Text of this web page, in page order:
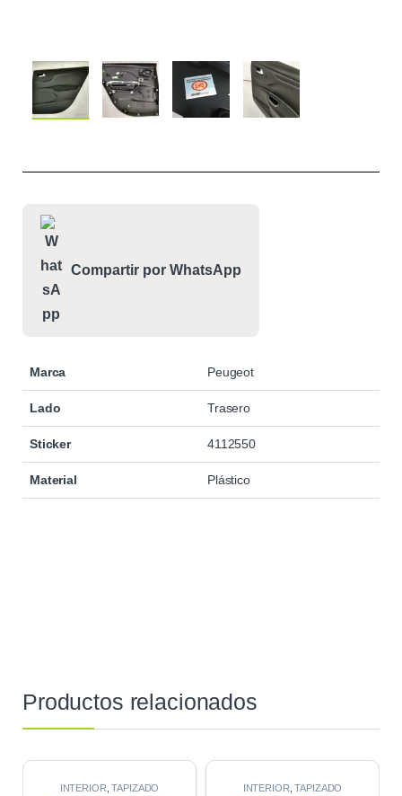
Compartir por WhatsApp
Marca Peugeot
Lado Trasero
Sticker 4112550
Material Plástico
Productos relacionados
INTERIOR ,TAPIZADO
INTERIOR ,TAPIZADO